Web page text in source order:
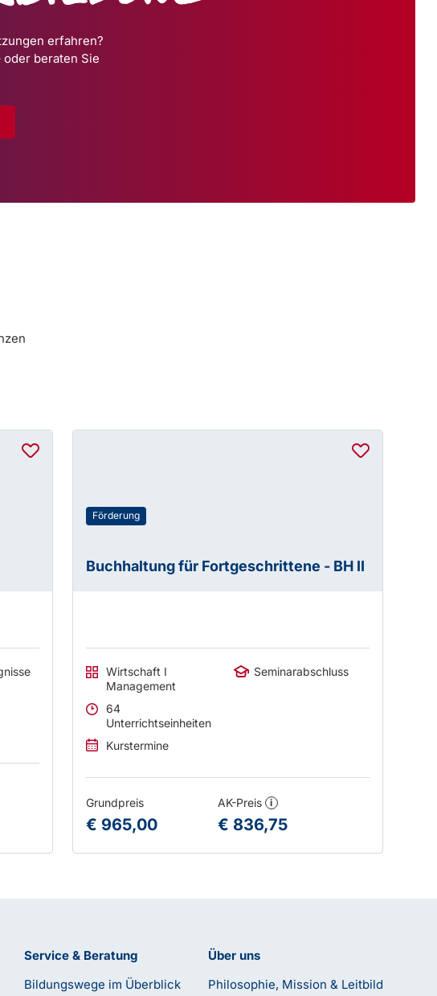
erfahren?
beraten Sie
Förderung
Buchhaltung für Fortgeschrittene - BH II
Wirtschaft I
Management
64
Unterrichtseinheiten
Kurstermine
Seminarabschluss
Grundpreis
€ 965,00
AK-Preis i
€ 836,75
Über uns
Philosophie, Mission & Leitbild
Service & Beratung
Bildungswege im Überblick